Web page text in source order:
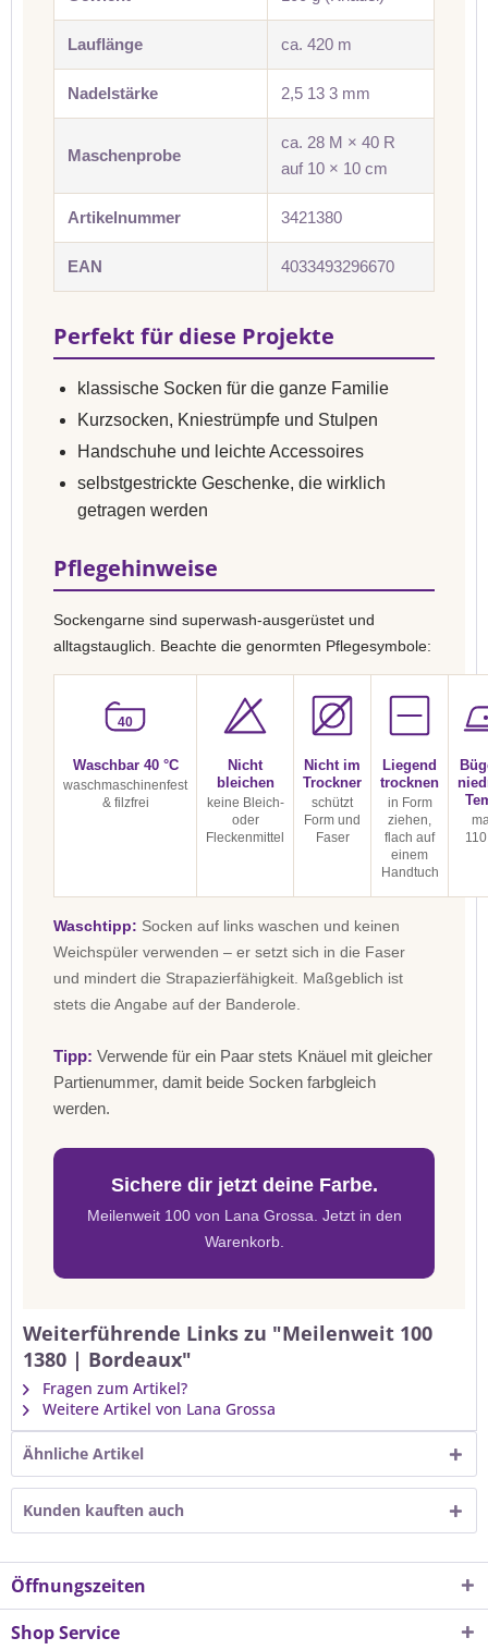
Lauflänge ca. 420 m
Nadelstärke 2,5 13 3 mm
Maschenprobe
ca. 28 M × 40 R
auf 10 × 10 cm
Artikelnummer 3421380
EAN 4033493296670
Perfekt für diese Projekte
klassische Socken für die ganze Familie
Kurzsocken, Kniestrümpfe und Stulpen
Handschuhe und leichte Accessoires
selbstgestrickte Geschenke, die wirklich
getragen werden
Pflegehinweise
Sockengarne sind superwash-ausgerüstet und
alltagstauglich. Beachte die genormten Pflegesymbole:
40
Waschbar 40 °C
waschmaschinenfest
& filzfrei
Nicht
bleichen
keine Bleich-
oder
Fleckenmittel
Nicht im
Trockner
schützt
Form und
Faser
Liegend
trocknen
in Form
ziehen,
flach auf
einem
Handtuch
Waschtipp: Socken auf links waschen und keinen
Weichspüler verwenden – er setzt sich in die Faser
und mindert die Strapazierfähigkeit. Maßgeblich ist
stets die Angabe auf der Banderole.
Tipp: Verwende für ein Paar stets Knäuel mit gleicher
Partienummer, damit beide Socken farbgleich
werden.
Sichere dir jetzt deine Farbe.
Meilenweit 100 von Lana Grossa. Jetzt in den
Warenkorb.
Weiterführende Links zu "Meilenweit 100
1380 | Bordeaux"
Fragen zum Artikel?
Weitere Artikel von Lana Grossa
Ähnliche Artikel
Kunden kauften auch
Öffnungszeiten
Shop Service